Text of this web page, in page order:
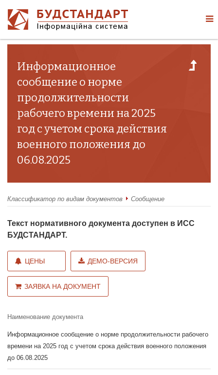
Информационное
сообщение о норме
продолжительности
рабочего времени на 2025
год с учетом срока действия
военного положения до
06.08.2025
Классификатор по видам документов Сообщение
Текст нормативного документа доступен в ИСС
БУДСТАНДАРТ.
ЦЕНЫ ДЕМО-ВЕРСИЯ
ЗАЯВКА НА ДОКУМЕНТ
Наименование документа
Информационное сообщение о норме продолжительности рабочего
времени на 2025 год с учетом срока действия военного положения
до 06.08.2025